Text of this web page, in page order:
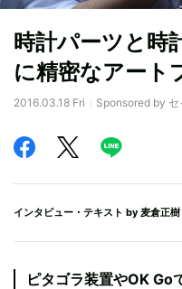
時計パーツと時
に精密なアート
2016.03.18 Fri Sponsored by セ
インタビュー・テキスト by 麦倉正樹
ピタゴラ装置やOK Go